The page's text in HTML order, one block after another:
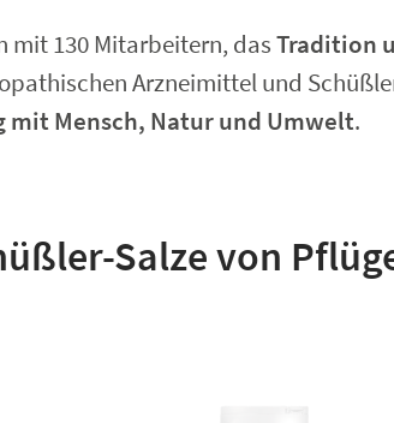
mit 130 Mitarbeitern, dasTradition
Arzneimittel und
mit Mensch, Natur und Umwelt.
Salze von